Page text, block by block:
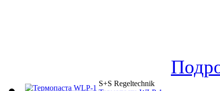
S+S Regeltechnik